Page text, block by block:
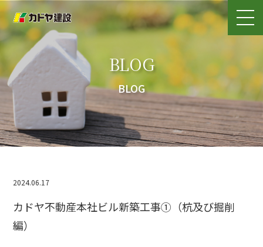
BLOG
BLOG
2024.06.17
カドヤ不動産本社ビル新築工事①（杭及び掘削
編）